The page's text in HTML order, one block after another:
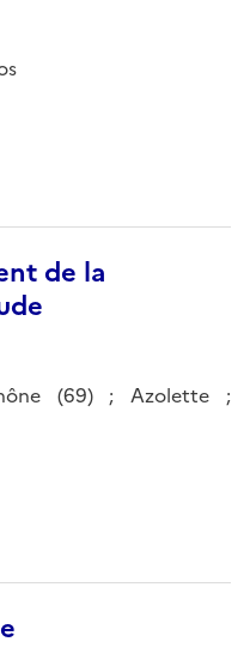
de la
(69) ; Azolette ;